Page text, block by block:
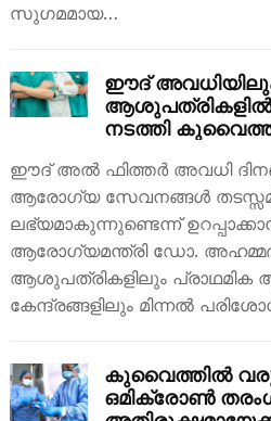
സുഗമമായ…
ഈദ് അവധിയിലും
ആശുപത്രികളിൽ
നടത്തി
ഈദ് അൽ ഫിത്തർ അവധി
ആരോഗ്യ സേവനങ്ങൾ
ലഭ്യമാകുന്നുണ്ടെന്ന്
ആരോഗ്യമന്ത്രി ഡോ.
ആശുപത്രികളിലും
കേന്ദ്രങ്ങളിലും മിന്നൽ
കുവൈത്തിൽ
ഒമിക്രോൺ